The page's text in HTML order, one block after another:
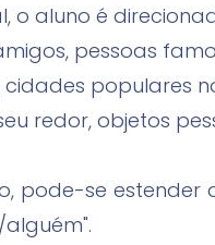
o aluno é
pessoas
populares
redor, objetos
pode-se estender